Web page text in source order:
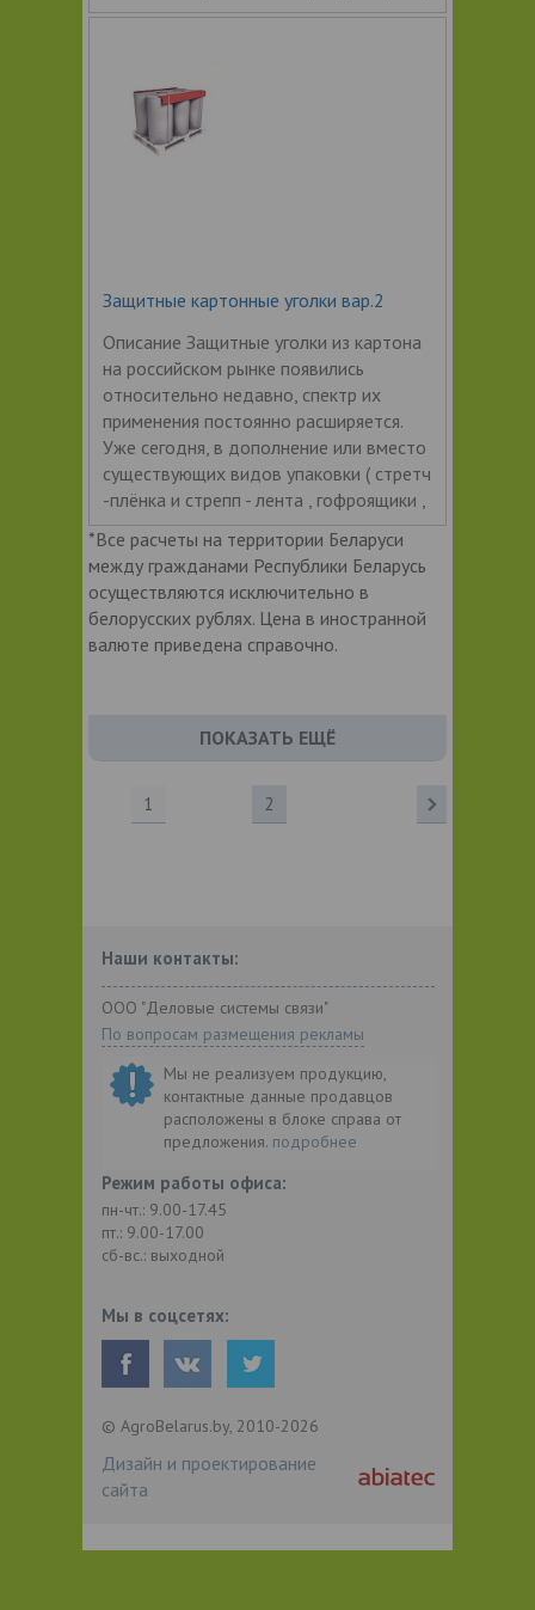
Защитные картонные уголки вар.2
Описание Защитные уголки из картона
на российском рынке появились
относительно недавно, спектр их
применения постоянно расширяется.
Уже сегодня, в дополнение или вместо
существующих видов упаковки ( стретч
-плёнка и стрепп - лента , гофроящики ,
*Все расчеты на территории Беларуси
между гражданами Республики Беларусь
осуществляются исключительно в
белорусских рублях. Цена в иностранной
валюте приведена справочно.
ПОКАЗАТЬ ЕЩЁ
1 2
Наши контакты:
ООО "Деловые системы связи"
По вопросам размещения рекламы
Мы не реализуем продукцию,
контактные данные продавцов
расположены в блоке справа от
предложения. подробнее
Режим работы офиса:
пн-чт.: 9.00-17.45
пт.: 9.00-17.00
сб-вс.: выходной
Мы в соцсетях:
© AgroBelarus.by, 2010-2026
Дизайн и проектирование
сайта